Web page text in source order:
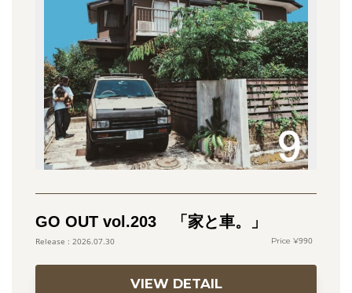
GO OUT vol.203 「家と車。」
2026.07.30 990
VIEW DETAIL